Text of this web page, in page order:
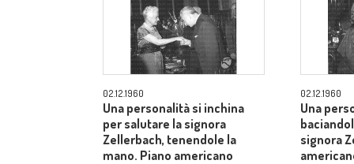
02.12.1960
Una personalità si inchina
per salutare la signora
Zellerbach, tenendole la
mano. Piano americano
02.12.1960
Una
signora